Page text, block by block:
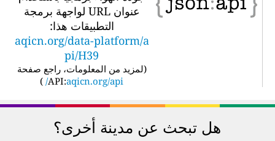
عنوان URL لواجهة برمجة
التطبيقات هذا:
aqicn.org/data-platform/a
pi/H39
لمزيد من المعلومات، راجع صفحة
API:aqicn.org/api/
)
هل تبحث عن مدينة أخرى؟